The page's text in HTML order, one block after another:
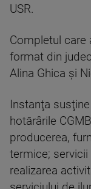
USR.
Completul care
format din
Alina Ghica şi
Instanţa
hotărârile
producerea,
termice;
realizarea